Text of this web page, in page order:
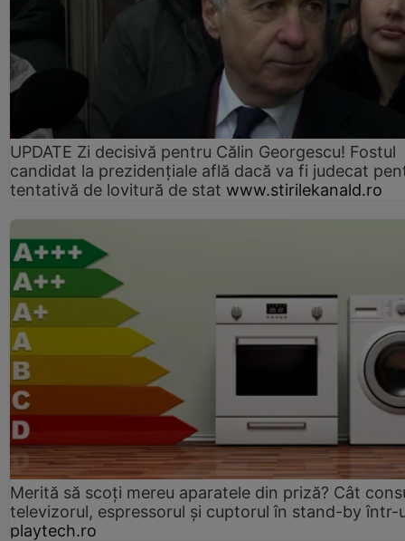
UPDATE Zi decisivă pentru Călin Georgescu! Fostul
candidat la prezidențiale află dacă va fi judecat
tentativă de lovitură de stat www.stirilekanald.ro
Merită să scoți mereu aparatele din priză? Cât
televizorul, espressorul și cuptorul în stand-by într-
playtech.ro